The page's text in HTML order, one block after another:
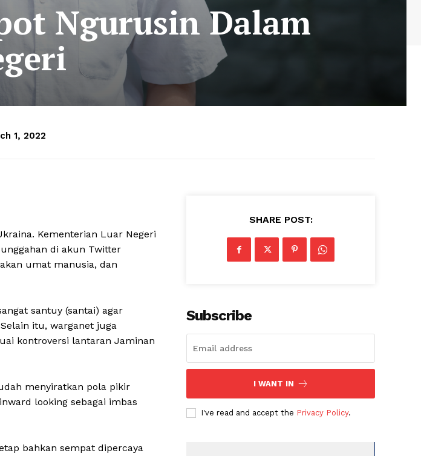
Ngurusin Dalam
1, 2022
Kementerian Luar Negeri
di akun Twitter
umat manusia, dan
santuy (santai) agar
itu, warganet juga
kontroversi lantaran Jaminan
menyiratkan pola pikir
looking sebagai imbas
bahkan sempat dipercaya
SHARE POST:
Subscribe
I WANT IN
I've read and accept the Privacy Policy.